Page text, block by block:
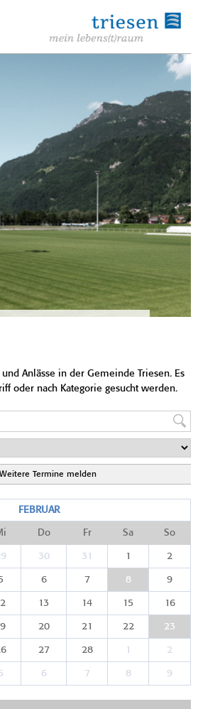
Anlässe in der Gemeinde Triesen. Es
oder nach Kategorie gesucht werden.
Termine melden
FEBRUAR
Do Fr Sa So
30 31 1 2
6 7 8 9
13 14 15 16
20 21 22 23
27 28 1 2
6 7 8 9